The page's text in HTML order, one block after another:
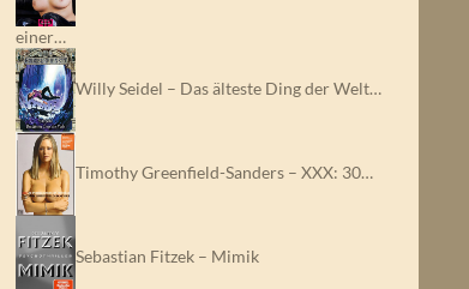
einer…
Willy Seidel – Das älteste Ding der Welt…
Timothy Greenfield-Sanders – XXX: 30…
Sebastian Fitzek – Mimik